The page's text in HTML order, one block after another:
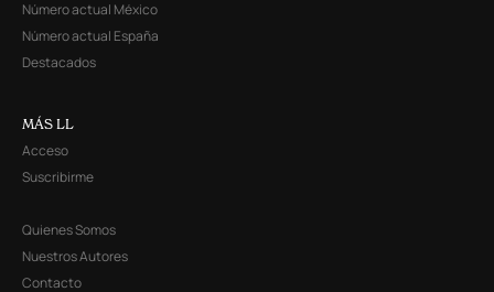
Número actual México
Número actual España
Destacados
MÁS LL
Acceso
Suscribirme
Quienes Somos
Nuestros Autores
Contacto